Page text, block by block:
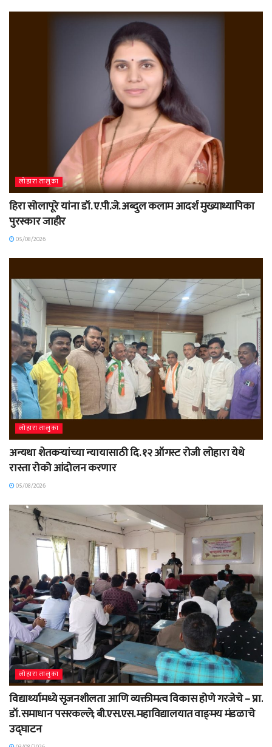
लोहारा तालुका
हिरा सोलापूरे यांना डॉ. ए.पी.जे. अब्दुल कलाम आदर्श मुख्याध्यापिका
पुरस्कार जाहीर
05/08/2026
लोहारा तालुका
अन्यथा शेतकऱ्यांच्या न्यायासाठी दि. १२ ऑगस्ट रोजी लोहारा येथे
रास्ता रोको आंदोलन करणार
05/08/2026
लोहारा तालुका
विद्यार्थ्यामध्ये सृजनशीलता आणि व्यक्तीमत्व विकास होणे गरजेचे – प्रा.
डॉ. समाधान पसरकल्ले; बी.एस.एस. महाविद्यालयात वाङ्‌मय मंडळाचे
उद्घाटन